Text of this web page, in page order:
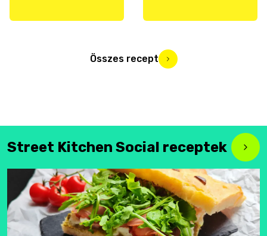
Összes recept
Street Kitchen Social receptek